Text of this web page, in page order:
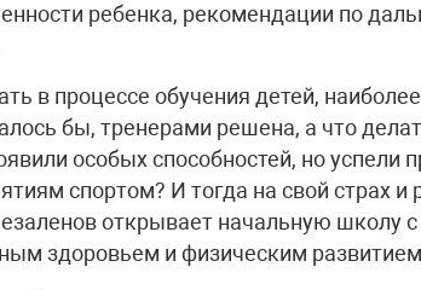
ребенка, рекомендации по
в процессе обучения детей,
бы, тренерами решена, а что
особых способностей, но успели
спортом? И тогда на свой страх и
открывает начальную школу с
здоровьем и физическим